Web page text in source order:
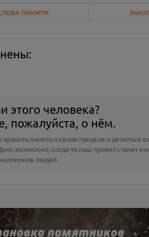
ПАМЯТИ
этого человека?
пожалуйста, о нём.
память о своих предках и делиться
, возможно, когда-то наш проект станет
людей.